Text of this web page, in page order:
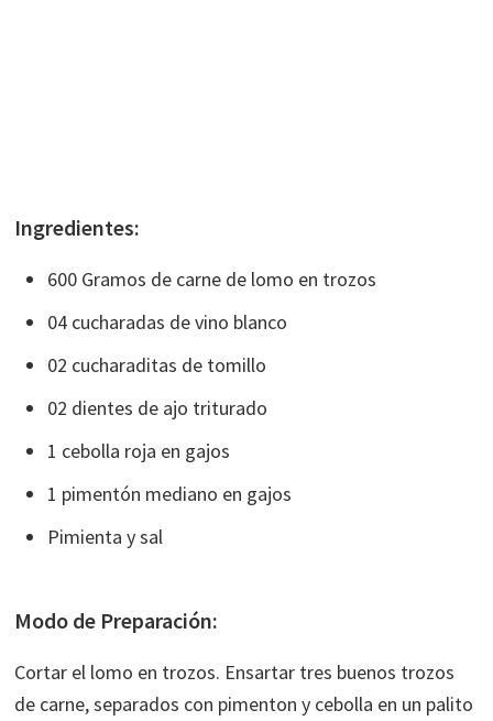
Ingredientes:
600 Gramos de carne de lomo en trozos
04 cucharadas de vino blanco
02 cucharaditas de tomillo
02 dientes de ajo triturado
1 cebolla roja en gajos
1 pimentón mediano en gajos
Pimienta y sal
Modo de Preparación:
Cortar el lomo en trozos. Ensartar tres buenos trozos
de carne, separados con pimenton y cebolla en un palito